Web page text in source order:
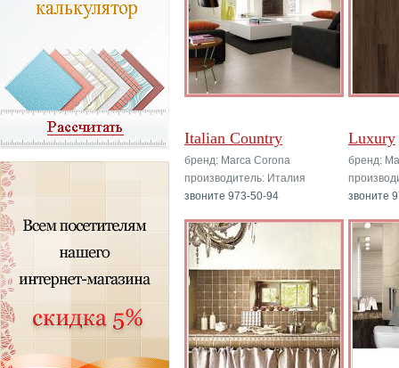
Italian Country
бренд: Marca Corona
производитель: Италия
звоните 973-50-94
Luxury
бренд:
звоните